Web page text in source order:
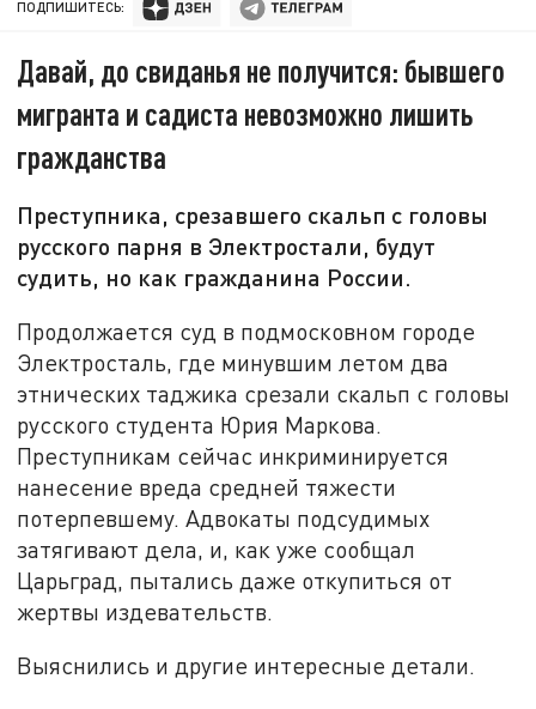
ПОДПИШИТЕСЬ:
Давай, до свиданья не получится: бывшего
мигранта и садиста невозможно лишить
гражданства
Преступника, срезавшего скальп с головы
русского парня в Электростали, будут
судить, но как гражданина России.
Продолжается суд в подмосковном городе
Электросталь, где минувшим летом два
этнических таджика срезали скальп с головы
русского студента Юрия Маркова.
Преступникам сейчас инкриминируется
нанесение вреда средней тяжести
потерпевшему. Адвокаты подсудимых
затягивают дела, и, как уже сообщал
Царьград, пытались даже откупиться от
жертвы издевательств.
Выяснились и другие интересные детали.